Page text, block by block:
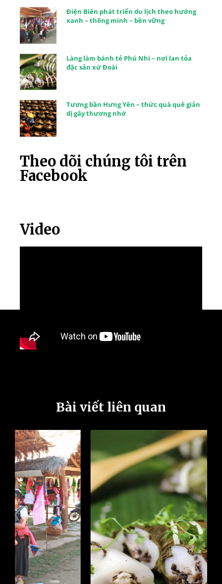
Điện Biên phát triển du lịch theo hướng
xanh – thông minh – bền vững
Làng làm bánh tẻ Phú Nhi – nơi lan tỏa
đặc sản xứ Đoài
Tương bần Hưng Yên – thức quà quê giản
dị gây thương nhớ
Theo dõi chúng tôi trên
Facebook
Video
Bài viết liên quan